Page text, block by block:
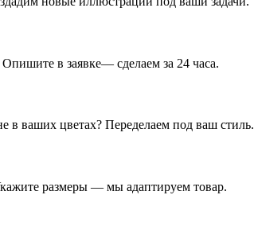
в заявке— сделаем за 24 часа.
в ваших цветах? Переделаем под ваш стиль.
размеры — мы адаптируем товар.